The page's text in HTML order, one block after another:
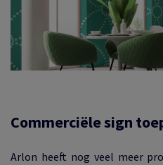
Commerciële sign
Arlon heeft nog veel meer